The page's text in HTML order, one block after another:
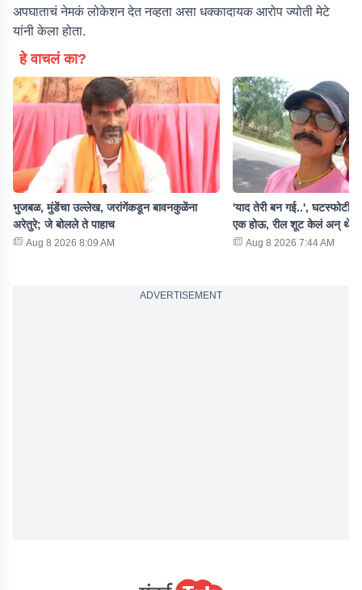
अपघाताचं नेमकं लोकेशन देत नव्हता असा धक्कादायक आरोप ज्योती मेटे
यांनी केला होता.
हे वाचलं का?
भुजबळ, मुंडेंचा उल्लेख, जरांगेंकडून बावनकुळेंना
अरेतुरे; जे बोलले ते पाहाच
Aug 8 2026 8:09 AM
'याद तेरी बन गई..', घटस्फोटीत
एक होऊ, रील शूट केलं अन् थेट
Aug 8 2026 7:44 AM
ADVERTISEMENT